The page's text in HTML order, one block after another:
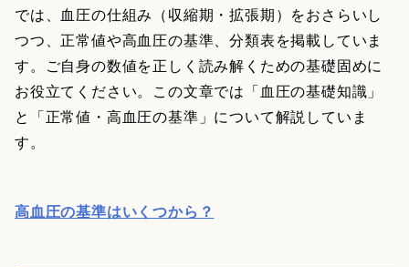
では、血圧の仕組み（収縮期・拡張期）をおさらいし
つつ、正常値や高血圧の基準、分類表を掲載していま
す。ご自身の数値を正しく読み解くための基礎固めに
お役立てください。この文章では「血圧の基礎知識」
と「正常値・高血圧の基準」について解説していま
す。
高血圧の基準はいくつから？